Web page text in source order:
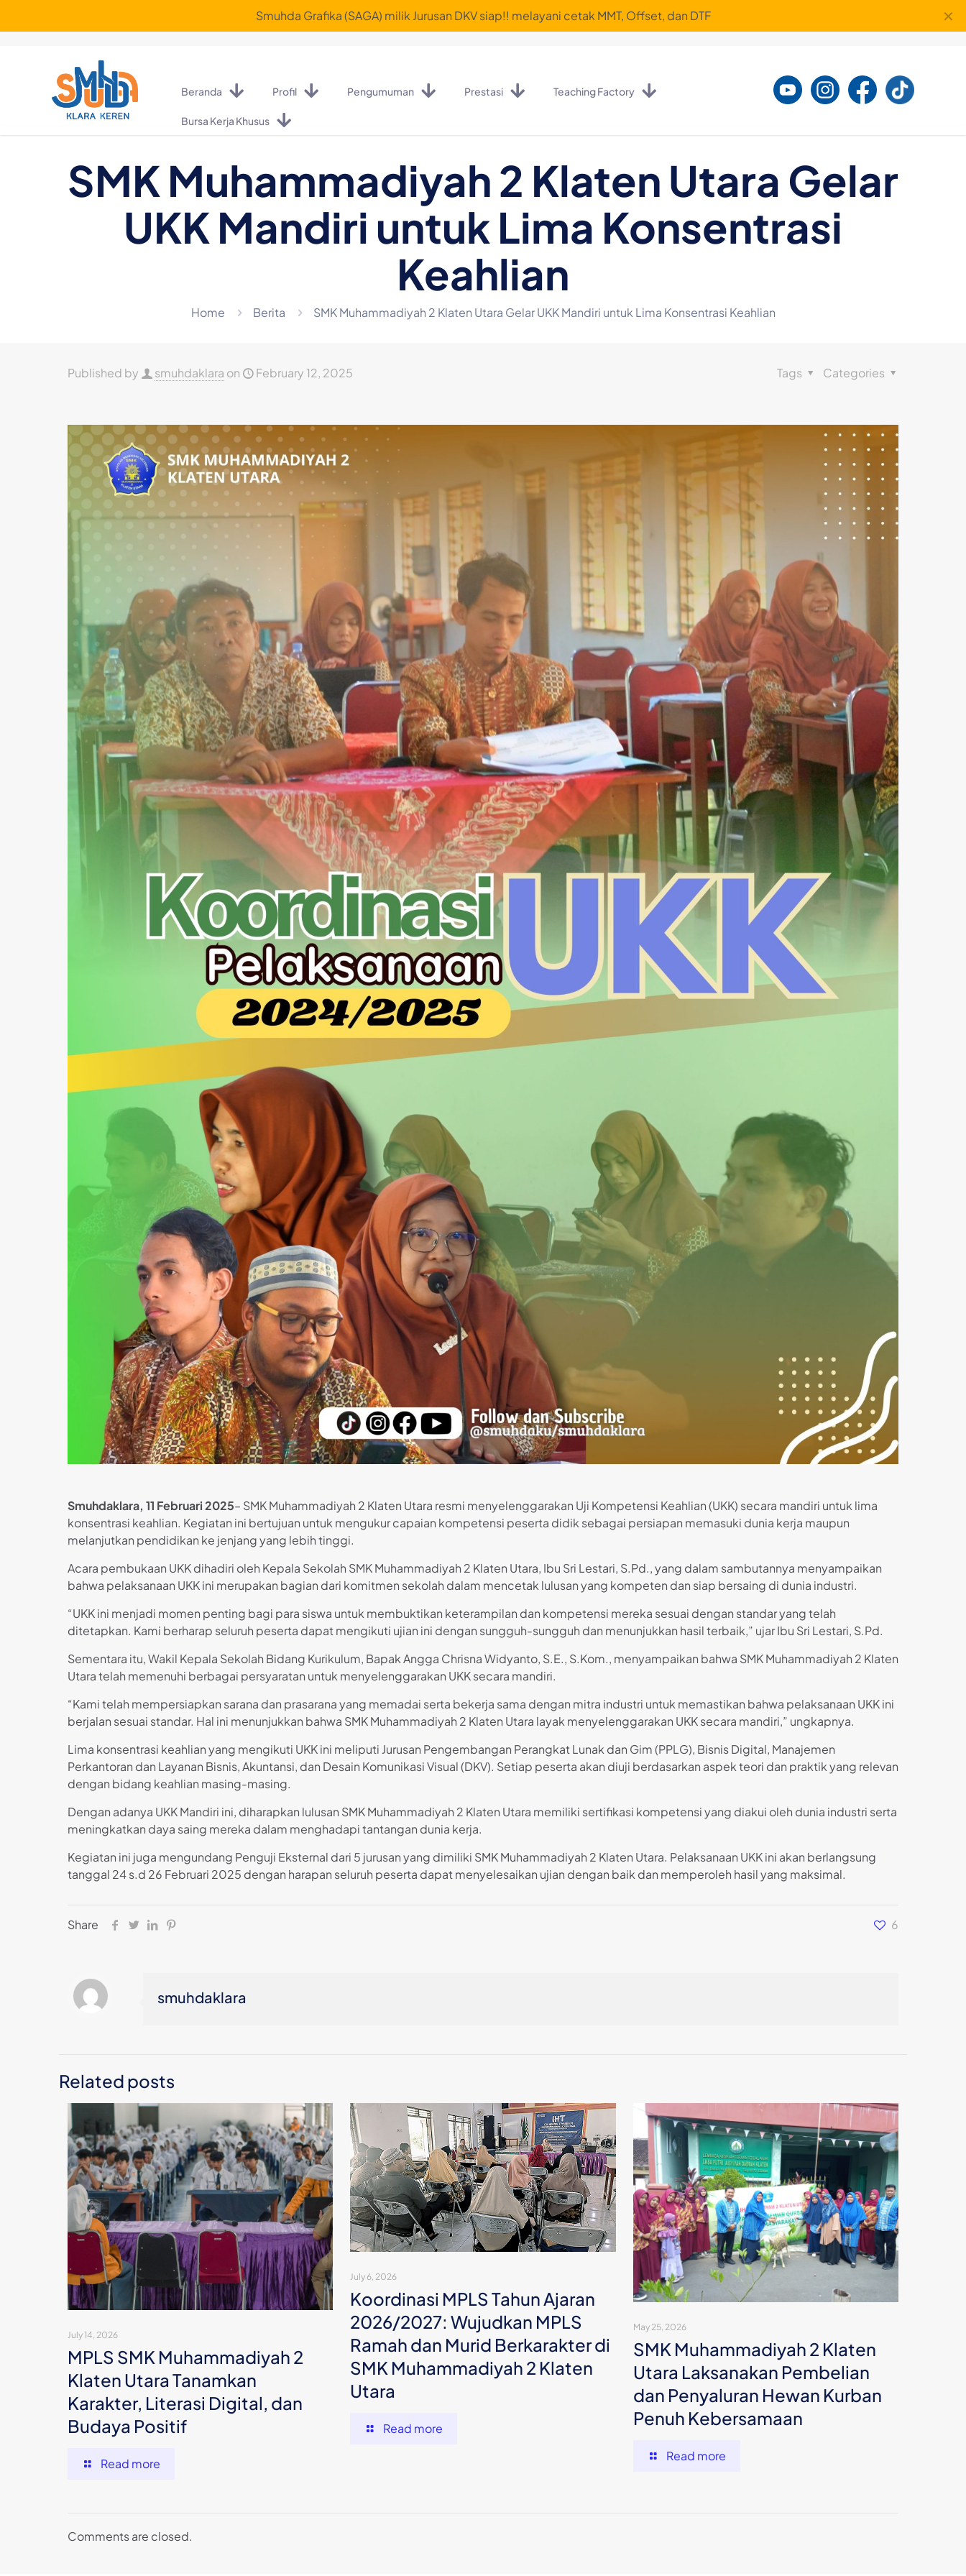
Smuhda Grafika (SAGA) milik Jurusan DKV siap!! melayani cetak MMT, Offset, dan DTF ✕
Beranda Profil Pengumuman Prestasi Teaching Factory
Bursa Kerja Khusus
SMK Muhammadiyah 2 Klaten Utara Gelar
UKK Mandiri untuk Lima Konsentrasi
Keahlian
Home Berita SMK Muhammadiyah 2 Klaten Utara Gelar UKK Mandiri untuk Lima Konsentrasi Keahlian
Published by smuhdaklara on February 12, 2025 Categories
Tags
Smuhdaklara, 11 Februari 2025– SMK Muhammadiyah 2 Klaten Utara resmi menyelenggarakan Uji Kompetensi Keahlian (UKK) secara mandiri untuk lima
konsentrasi keahlian. Kegiatan ini bertujuan untuk mengukur capaian kompetensi peserta didik sebagai persiapan memasuki dunia kerja maupun
melanjutkan pendidikan ke jenjang yang lebih tinggi.
Acara pembukaan UKK dihadiri oleh Kepala Sekolah SMK Muhammadiyah 2 Klaten Utara, Ibu Sri Lestari, S.Pd., yang dalam sambutannya menyampaikan
bahwa pelaksanaan UKK ini merupakan bagian dari komitmen sekolah dalam mencetak lulusan yang kompeten dan siap bersaing di dunia industri.
“UKK ini menjadi momen penting bagi para siswa untuk membuktikan keterampilan dan kompetensi mereka sesuai dengan standar yang telah
ditetapkan. Kami berharap seluruh peserta dapat mengikuti ujian ini dengan sungguh-sungguh dan menunjukkan hasil terbaik,” ujar Ibu Sri Lestari, S.Pd.
Sementara itu, Wakil Kepala Sekolah Bidang Kurikulum, Bapak Angga Chrisna Widyanto, S.E., S.Kom., menyampaikan bahwa SMK Muhammadiyah 2 Klaten
Utara telah memenuhi berbagai persyaratan untuk menyelenggarakan UKK secara mandiri.
“Kami telah mempersiapkan sarana dan prasarana yang memadai serta bekerja sama dengan mitra industri untuk memastikan bahwa pelaksanaan UKK ini
berjalan sesuai standar. Hal ini menunjukkan bahwa SMK Muhammadiyah 2 Klaten Utara layak menyelenggarakan UKK secara mandiri,” ungkapnya.
Lima konsentrasi keahlian yang mengikuti UKK ini meliputi Jurusan Pengembangan Perangkat Lunak dan Gim (PPLG), Bisnis Digital, Manajemen
Perkantoran dan Layanan Bisnis, Akuntansi, dan Desain Komunikasi Visual (DKV). Setiap peserta akan diuji berdasarkan aspek teori dan praktik yang relevan
dengan bidang keahlian masing-masing.
Dengan adanya UKK Mandiri ini, diharapkan lulusan SMK Muhammadiyah 2 Klaten Utara memiliki sertifikasi kompetensi yang diakui oleh dunia industri serta
meningkatkan daya saing mereka dalam menghadapi tantangan dunia kerja.
Kegiatan ini juga mengundang Penguji Eksternal dari 5 jurusan yang dimiliki SMK Muhammadiyah 2 Klaten Utara. Pelaksanaan UKK ini akan berlangsung
tanggal 24 s.d 26 Februari 2025 dengan harapan seluruh peserta dapat menyelesaikan ujian dengan baik dan memperoleh hasil yang maksimal.
Share 6
smuhdaklara
Related posts
July 14, 2026
MPLS SMK Muhammadiyah 2
Klaten Utara Tanamkan
Karakter, Literasi Digital, dan
Budaya Positif
Read more
July 6, 2026
Koordinasi MPLS Tahun Ajaran
2026/2027: Wujudkan MPLS
Ramah dan Murid Berkarakter di
SMK Muhammadiyah 2 Klaten
Utara
Read more
May 25, 2026
SMK Muhammadiyah 2 Klaten
Utara Laksanakan Pembelian
dan Penyaluran Hewan Kurban
Penuh Kebersamaan
Read more
Comments are closed.